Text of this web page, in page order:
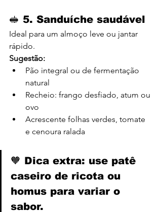
🥪 5. Sanduíche saudável
Ideal para um almoço leve ou jantar
rápido.
Sugestão:
Pão integral ou de fermentação
natural
Recheio: frango desfiado, atum ou
ovo
Acrescente folhas verdes, tomate
e cenoura ralada
🧡 Dica extra: use patê
caseiro de ricota ou
homus para variar o
sabor.